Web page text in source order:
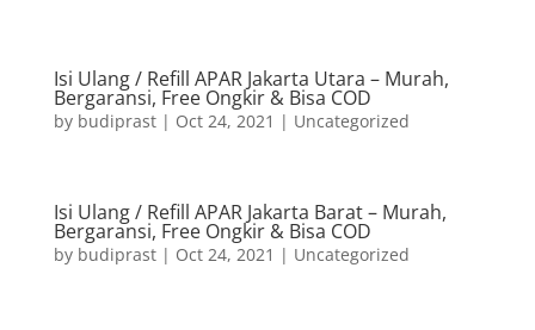
Isi Ulang / Refill APAR Jakarta Utara – Murah,
Bergaransi, Free Ongkir & Bisa COD
by budiprast| Oct 24, 2021 | Uncategorized
Isi Ulang / Refill APAR Jakarta Barat – Murah,
Bergaransi, Free Ongkir & Bisa COD
by budiprast| Oct 24, 2021 | Uncategorized